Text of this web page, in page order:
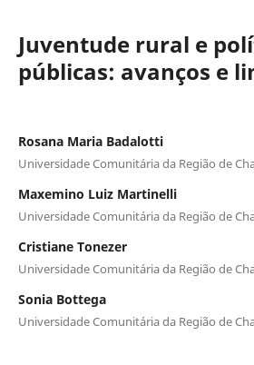
Juventude rural e
públicas: avanços e
Rosana Maria Badalotti
Universidade Comunitária da Região de
Maxemino Luiz Martinelli
Universidade Comunitária da Região de
Cristiane Tonezer
Universidade Comunitária da Região de
Sonia Bottega
Universidade Comunitária da Região de